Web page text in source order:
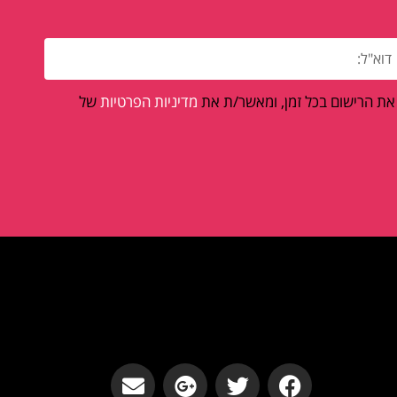
את הרישום בכל זמן, ומאשר/ת את מדיניות הפרטיותשל